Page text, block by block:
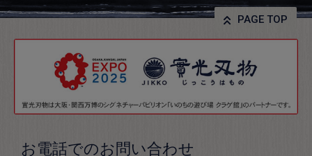
PAGE TOP
お電話でのお問い合わせ